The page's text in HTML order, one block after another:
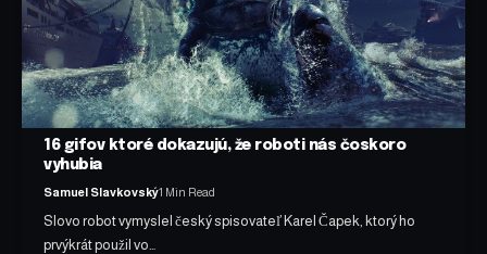
16 gifov ktoré dokazujú, že roboti nás čoskoro
vyhubia
Samuel Slavkovský1 Min Read
Slovo robot vymyslel český spisovateľ Karel Čapek, ktorý ho
prvýkrát použil vo…